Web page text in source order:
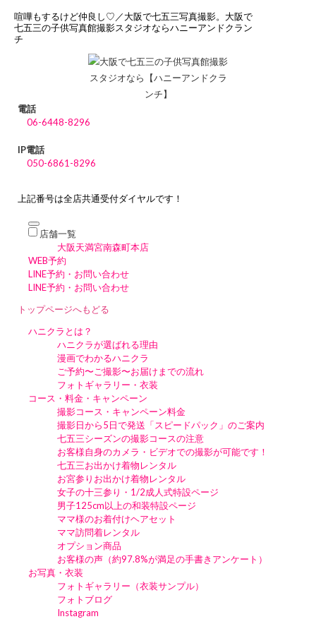
喧嘩もするけど仲良し♡／大阪で七五三写真撮影。大阪で
七五三の子供写真館撮影スタジオならハニーアンドクラン
チ
電話
06-6448-8296
IP電話
050-6861-8296
上記番号は全店共通受付ダイヤルです！
店舗一覧
大阪天満宮南森町本店
WEB予約
LINE予約・お問い合わせ
LINE予約・お問い合わせ
トップページへもどる
ハニクラとは？
ハニクラが選ばれる理由
漫画でわかるハニクラ
ご予約〜ご撮影〜お届けまでの流れ
フォトギャラリー・衣装
コース・料金・キャンペーン
撮影コース・キャンペーン料金
撮影日から5日で発送「スピードパック」のご案内
七五三シーズンの撮影コースの注意
お客様自身のカメラ・ビデオでの撮影が可能です！
七五三お出かけ着物レンタル
お宮参りお出かけ着物レンタル
女子の十三参り・1/2成人式特設ページ
男子125cm以上の和装特設ページ
ママ様のお着付けヘアセット
ママ訪問着レンタル
オプション商品
お客様の声（約97.8%が満足の手書きアンケート）
お写真・衣装
フォトギャラリー（衣装サンプル）
フォトブログ
Instagram